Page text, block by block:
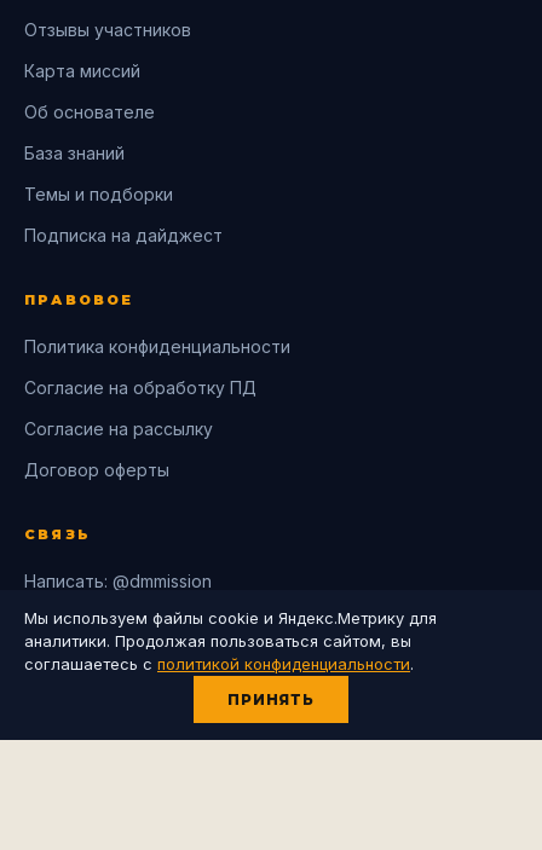
Отзывы участников
Карта миссий
Об основателе
База знаний
Темы и подборки
Подписка на дайджест
ПРАВОВОЕ
Политика конфиденциальности
Согласие на обработку ПД
Согласие на рассылку
Договор оферты
СВЯЗЬ
Написать: @dmmission
Канал: @kormishinlive
Дзен: разборы компаний
kormishinaroza@gmail.com
Мы используем файлы cookie и Яндекс.Метрику для
аналитики. Продолжая пользоваться сайтом, вы
соглашаетесь с политикой конфиденциальности.
ПРИНЯТЬ